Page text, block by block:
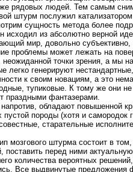
рядовых людей. Тем самым
штурм послужил
сущность метода более
исходил из абсолютно верной
мир, довольно субъективно,
проблемы может лежать на
неожиданной точки зрения, а мы
легко генерируют
к своим новациям, а это
тупиковые. К тому же они
праздными фантазерами.
обладают повышенной
пустой породы (хотя и самородок
старательные
мозгового штурма состоит в
поставить перед ними
количества вероятных
Все выдвинутые предложения